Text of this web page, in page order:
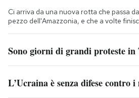
Ci arriva da una nuova rotta che passa
pezzo dell'Amazzonia, e che a volte
Sono giorni di grandi proteste in
L’Ucraina è senza difese contro